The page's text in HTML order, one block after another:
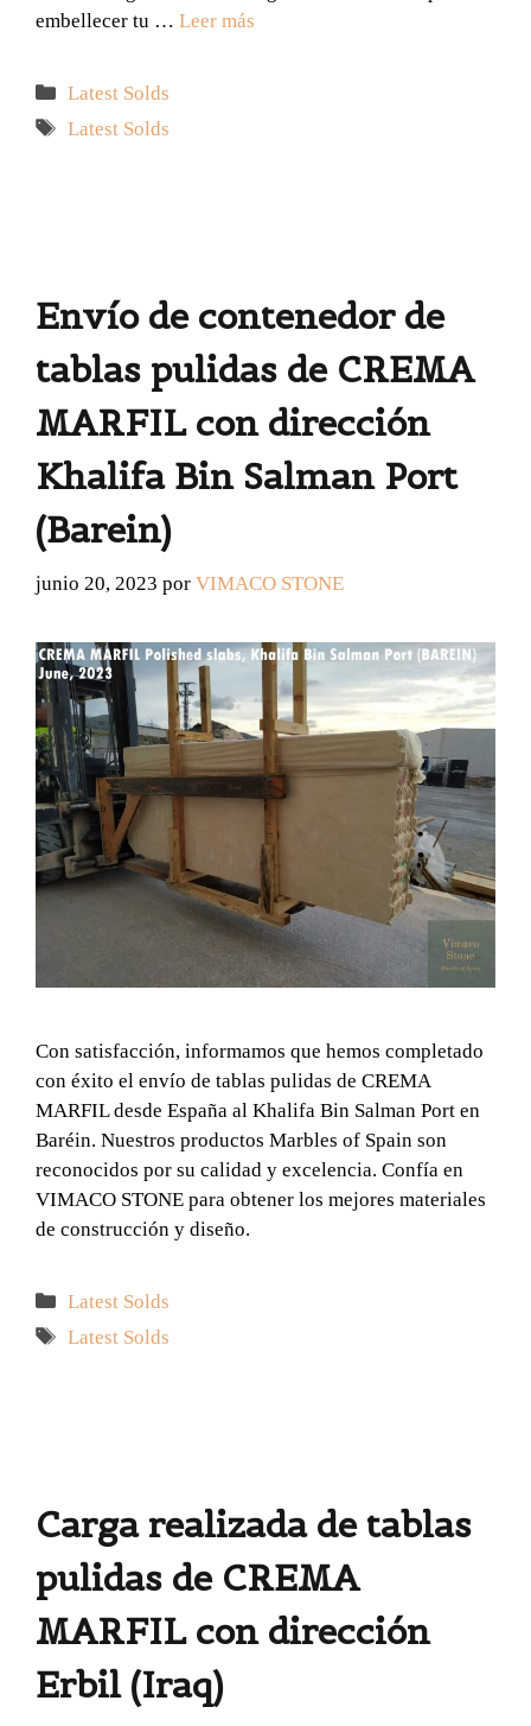
embellecer tu … Leer más
Categorías
Latest Solds
Etiquetas
Latest Solds
Envío de contenedor de
tablas pulidas de CREMA
MARFIL con dirección
Khalifa Bin Salman Port
(Barein)
junio 20, 2023 por VIMACO STONE
Con satisfacción, informamos que hemos completado
con éxito el envío de tablas pulidas de CREMA
MARFIL desde España al Khalifa Bin Salman Port en
Baréin. Nuestros productos Marbles of Spain son
reconocidos por su calidad y excelencia. Confía en
VIMACO STONE para obtener los mejores materiales
de construcción y diseño.
Categorías
Latest Solds
Etiquetas
Latest Solds
Carga realizada de tablas
pulidas de CREMA
MARFIL con dirección
Erbil (Iraq)